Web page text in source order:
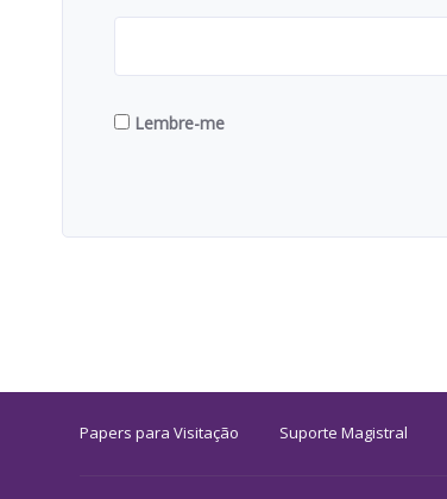
Lembre-me
Papers para Visitação Suporte Magistral